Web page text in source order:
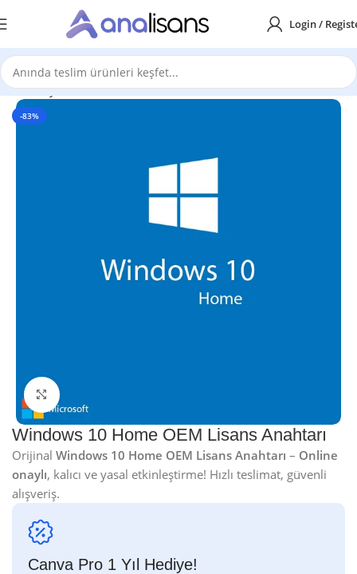
Login /
Ana Sayfa Windows Lisansları Windows 10
-83%
Click to enlarge
Windows 10 Home OEM Lisans Anahtarı
Orijinal Windows 10 Home OEM Lisans Anahtarı – Online
onaylı, kalıcı ve yasal etkinleştirme! Hızlı teslimat, güvenli
alışveriş.
Canva Pro 1 Yıl Hediye!